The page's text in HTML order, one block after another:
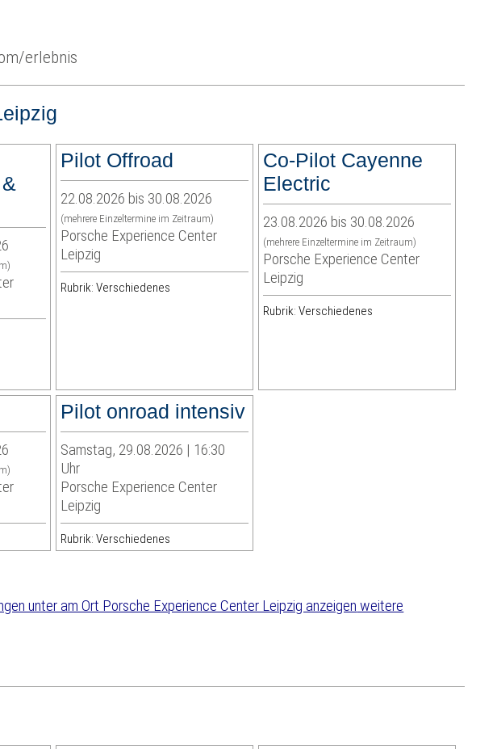
erlebnis
Pilot Offroad
22.08.2026 bis 30.08.2026
(mehrere Einzeltermine im Zeitraum)
Porsche Experience Center
Leipzig
Rubrik: Verschiedenes
Co-Pilot Cayenne
Electric
23.08.2026 bis 30.08.2026
(mehrere Einzeltermine im Zeitraum)
Porsche Experience Center
Leipzig
Rubrik: Verschiedenes
Pilot onroad intensiv
Samstag, 29.08.2026 | 16:30
Uhr
Porsche Experience Center
Leipzig
Rubrik: Verschiedenes
weitere